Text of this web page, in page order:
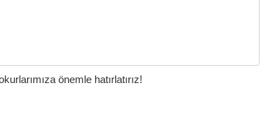
önemle hatırlatırız!